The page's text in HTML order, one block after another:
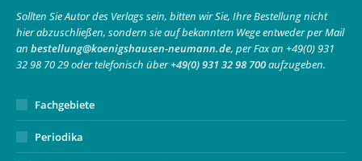
in
new
window
in
new
window
opens
in
new
window
Sollten Sie Autor des Verlags sein, bitten wir Sie, Ihre Bestellung nicht
hier abzuschließen, sondern sie auf bekanntem Wege entweder per Mail
an bestellung@koenigshausen-neumann.de, per Fax an +49(0) 931
32 98 70 29 oder telefonisch über+49(0) 931 32 98 700aufzugeben.
Fachgebiete
Periodika